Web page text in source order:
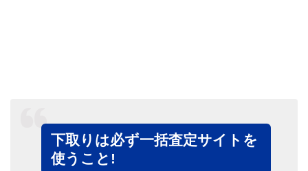
下取りは必ず一括査定サイトを
使うこと!